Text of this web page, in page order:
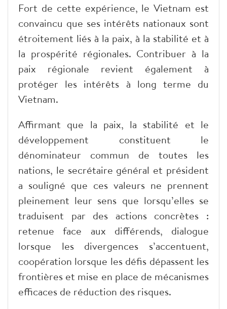
Fort de cette expérience, le Vietnam est
convaincu que ses intérêts nationaux sont
étroitement liés à la paix, à la stabilité et à
la prospérité régionales. Contribuer à la
paix régionale revient également à
protéger les intérêts à long terme du
Vietnam.
Affirmant que la paix, la stabilité et le
développement constituent le
dénominateur commun de toutes les
nations, le secrétaire général et président
a souligné que ces valeurs ne prennent
pleinement leur sens que lorsqu’elles se
traduisent par des actions concrètes :
retenue face aux différends, dialogue
lorsque les divergences s’accentuent,
coopération lorsque les défis dépassent les
frontières et mise en place de mécanismes
efficaces de réduction des risques.